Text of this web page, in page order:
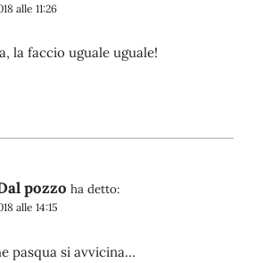
alle 11:26
la faccio uguale uguale!
pozzo ha detto:
alle 14:15
pasqua si avvicina…